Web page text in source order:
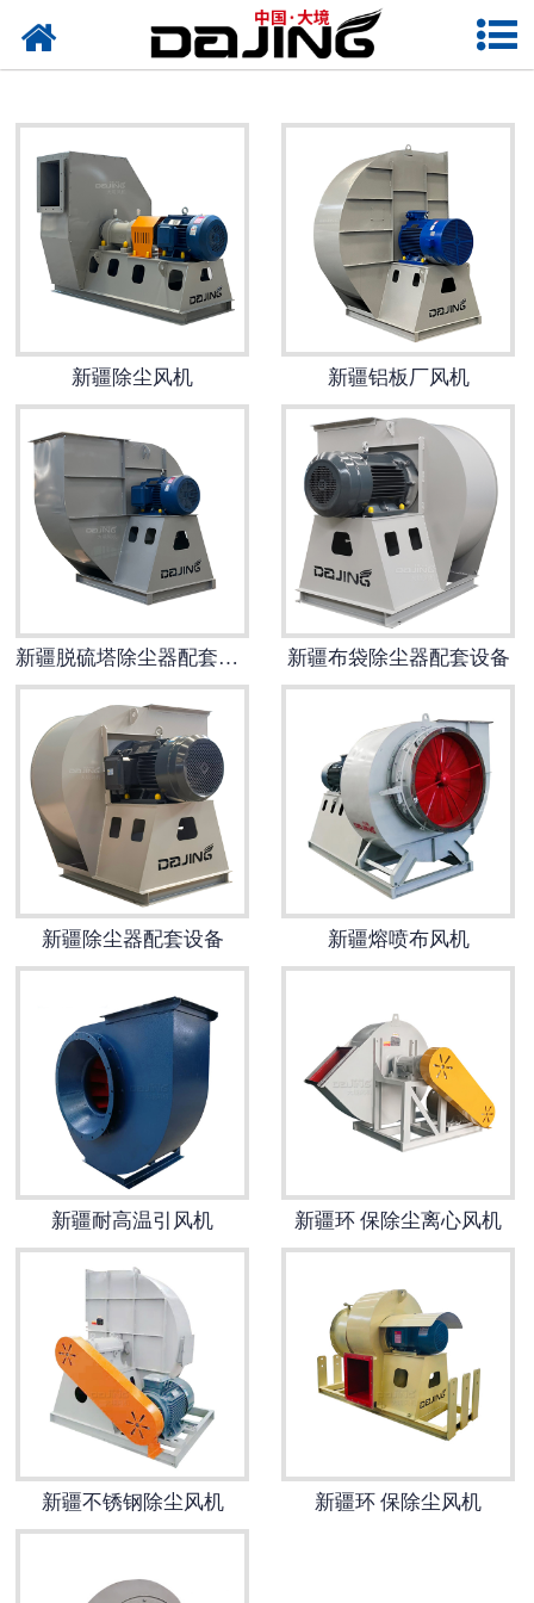
网站首页
新疆洗车风机
新疆除尘风机
新疆高压风机
新疆轴流风机
新疆输送风机
新疆保温风机
新疆通风风机
新疆锅炉风机
新疆烘干风机
新疆窑炉风机
新疆造纸风机
新疆化工风机
新疆炮筒风机
新疆除尘风机 新疆铝板厂风机
新疆脱硫塔除尘器配套风机 新疆布袋除尘器配套设备
新疆除尘器配套设备 新疆熔喷布风机
新疆耐高温引风机 新疆环 保除尘离心风机
新疆不锈钢除尘风机 新疆环 保除尘风机